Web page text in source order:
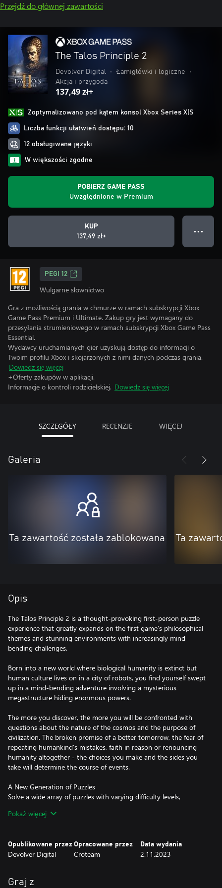
Przejdź do głównej zawartości
The Talos Principle 2
Devolver Digital • Łamigłówki i logiczne
•
Akcja i przygoda
137,49 zł+
Zoptymalizowano pod kątem konsol Xbox Series X|S
Liczba funkcji ułatwień dostępu: 10
12 obsługiwane języki
W większości zgodne
POBIERZ GAME PASS
Uwzględnione w Premium
KUP
137,49 zł+
● ● ●
PEGI 12
Wulgarne słownictwo
Gra z możliwością grania w chmurze w ramach subskrypcji Xbox
Game Pass Premium i Ultimate. Zakup gry jest wymagany do
przesyłania strumieniowego w ramach subskrypcji Xbox Game Pass
Essential.
Wydawcy uruchamianych gier uzyskują dostęp do informacji o
Twoim profilu Xbox i skojarzonych z nimi danych podczas grania.
Dowiedz się więcej
+Oferty zakupów w aplikacji.
Informacje o kontroli rodzicielskiej. Dowiedz się więcej
SZCZEGÓŁY RECENZJE WIĘCEJ
Galeria
Ta zawartość została zablokowana Ta
Opis
The Talos Principle 2 is a thought-provoking first-person puzzle
experience that greatly expands on the first game's philosophical
themes and stunning environments with increasingly mind-
bending challenges.
Born into a new world where biological humanity is extinct but
human culture lives on in a city of robots, you find yourself swept
up in a mind-bending adventure involving a mysterious
megastructure hiding enormous powers.
The more you discover, the more you will be confronted with
questions about the nature of the cosmos and the purpose of
civilization. The broken promise of a better tomorrow, the fear of
repeating humankind’s mistakes, faith in reason or renouncing
humanity altogether - the choices you make and the sides you
take will determine the course of events.
A New Generation of Puzzles
Solve a wide array of puzzles with varying difficulty levels,
Finish the game without solving every puzzle, or pursue the
mechanics of the original Talos Principle, creating a fresh but
familiar experience.
A Philosophical Odyssey
Take the next step forward in the story of The Talos Principle in a
Pokaż więcej
Opublikowane przez
Devolver Digital
Opracowane przez
Croteam
Data wydania
2.11.2023
Graj z